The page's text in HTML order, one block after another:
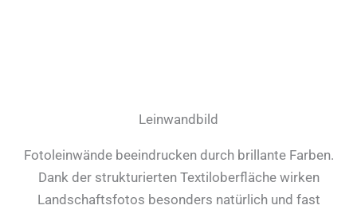
Leinwandbild
Fotoleinwände beeindrucken durch brillante Farben.
Dank der strukturierten Textiloberfläche wirken
Landschaftsfotos besonders natürlich und fast